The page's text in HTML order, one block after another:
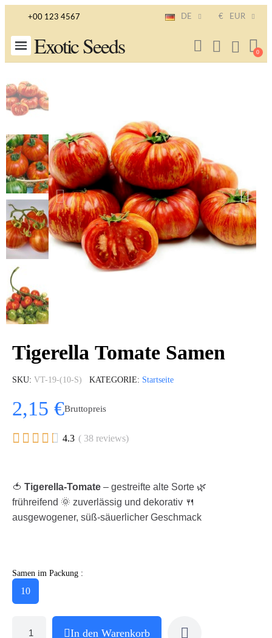
+00 123 4567 DE € EUR
Exotic Seeds
Tigerella Tomate Samen
SKU VT-19-(10-S) KATEGORIE Startseite
2,15 €Bruttopreis
     4.3 ( 38 reviews)
🍅 Tigerella-Tomate – gestreifte alte Sorte 🌿
frühreifend 🌞 zuverlässig und dekorativ 🍴
ausgewogener, süß-säuerlicher Geschmack
Samen im Packung :
10
In den Warenkorb